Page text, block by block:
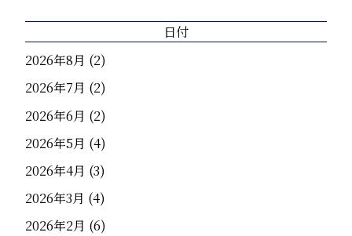
日付
2026年8月 (2)
2026年7月 (2)
2026年6月 (2)
2026年5月 (4)
2026年4月 (3)
2026年3月 (4)
2026年2月 (6)